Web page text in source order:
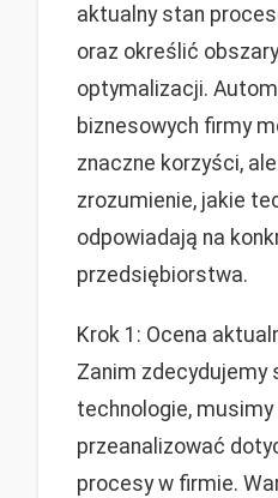
aktualny stan
oraz określić
optymalizacji.
biznesowych firmy
znaczne korzyści,
zrozumienie, jakie
odpowiadają na
przedsiębiorstwa.
Krok 1: Ocena
Zanim zdecydujemy
technologie, musimy
przeanalizować
procesy w firmie.